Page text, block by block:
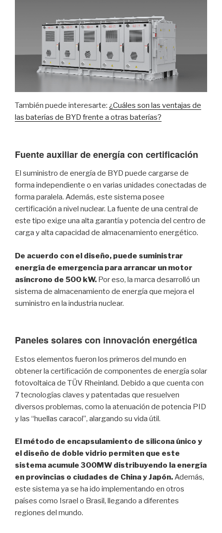
También puede interesarte: ¿Cuáles son las ventajas de
las baterías de BYD frente a otras baterías?
Fuente auxiliar de energía con certificación
El suministro de energía de BYD puede cargarse de
forma independiente o en varias unidades conectadas de
forma paralela. Además, este sistema posee
certificación a nivel nuclear. La fuente de una central de
este tipo exige una alta garantía y potencia del centro de
carga y alta capacidad de almacenamiento energético.
De acuerdo con el diseño, puede suministrar
energía de emergencia para arrancar un motor
asíncrono de 500 kW. Por eso, la marca desarrolló un
sistema de almacenamiento de energía que mejora el
suministro en la industria nuclear.
Paneles solares con innovación energética
Estos elementos fueron los primeros del mundo en
obtener la certificación de componentes de energía solar
fotovoltaica de TÜV Rheinland. Debido a que cuenta con
7 tecnologías claves y patentadas que resuelven
diversos problemas, como la atenuación de potencia PID
y las “huellas caracol”, alargando su vida útil.
El método de encapsulamiento de silicona único y
el diseño de doble vidrio permiten que este
sistema acumule 300MW distribuyendo la energía
en provincias o ciudades de China y Japón.Además,
este sistema ya se ha ido implementando en otros
países como Israel o Brasil, llegando a diferentes
regiones del mundo.